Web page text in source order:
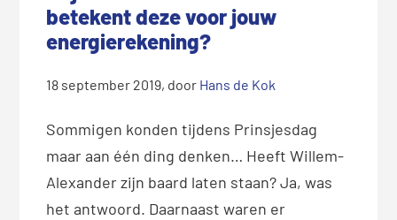
betekent deze voor jouw
energierekening?
18 september 2019, door Hans de Kok
Sommigen konden tijdens Prinsjesdag
maar aan één ding denken… Heeft Willem-
Alexander zijn baard laten staan? Ja, was
het antwoord. Daarnaast waren er